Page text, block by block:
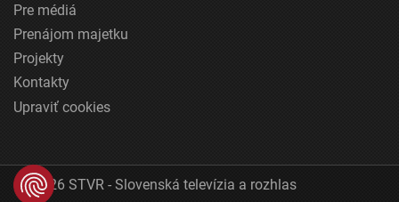
Pre médiá
Prenájom majetku
Projekty
Kontakty
Upraviť cookies
© 2026 STVR - Slovenská televízia a rozhlas